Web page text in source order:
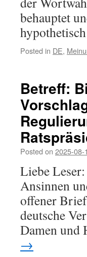
behauptet
Posted in DE,
Betreff:
Posted on 2025-08-
Liebe
Ansinnen
offener
deutsche
Damen
→